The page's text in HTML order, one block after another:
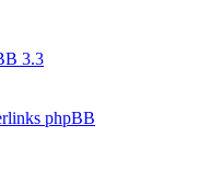
3.3
phpBB